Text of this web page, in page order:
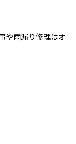
や雨漏り修理はオ